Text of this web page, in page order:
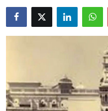
Epaper
धर्म